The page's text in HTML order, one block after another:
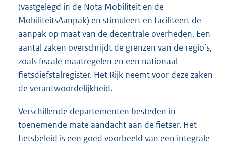
(vastgelegd in de Nota Mobiliteit en de
MobiliteitsAanpak) en stimuleert en faciliteert de
aanpak op maat van de decentrale overheden. Een
aantal zaken overschrijdt de grenzen van de regio’s,
zoals fiscale maatregelen en een nationaal
fietsdiefstalregister. Het Rijk neemt voor deze zaken
de verantwoordelijkheid.
Verschillende departementen besteden in
toenemende mate aandacht aan de fietser. Het
fietsbeleid is een goed voorbeeld van een integrale